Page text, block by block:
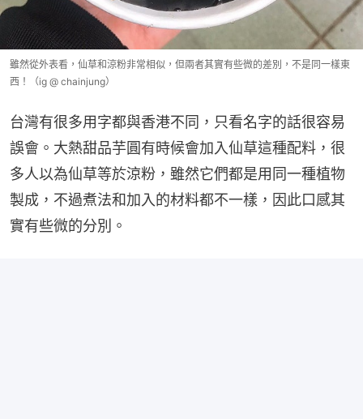
雖然從外表看，仙草和涼粉非常相似，但兩者其實有些微的差別，不是同一樣東
西！（ig @ chainjung）
台灣有很多用字都與香港不同，只看名字的話很容易
誤會。大熱甜品芋圓有時候會加入仙草這種配料，很
多人以為仙草等於涼粉，雖然它們都是用同一種植物
製成，不過煮法和加入的材料都不一樣，因此口感其
實有些微的分別。